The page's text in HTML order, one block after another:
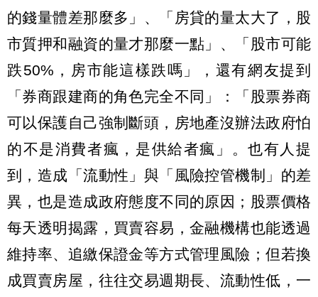
的錢量體差那麼多」、「房貸的量太大了，股
市質押和融資的量才那麼一點」、「股市可能
跌50%，房市能這樣跌嗎」，還有網友提到
「券商跟建商的角色完全不同」：「股票券商
可以保護自己強制斷頭，房地產沒辦法政府怕
的不是消費者瘋，是供給者瘋」。也有人提
到，造成「流動性」與「風險控管機制」的差
異，也是造成政府態度不同的原因；股票價格
每天透明揭露，買賣容易，金融機構也能透過
維持率、追繳保證金等方式管理風險；但若換
成買賣房屋，往往交易週期長、流動性低，一